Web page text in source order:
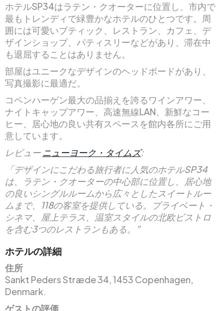
ホテルSP34はラテン・クオーターに位置し、市内で
最もトレンディで緑豊かなホテルのひとつです。周
囲には可愛いブティック、レストラン、カフェ、デ
ザインショップ、パティスリーなどがあり、滞在中
も退屈することはありません。
部屋はユニークなデザインのヘッドボードがあり、
写真撮影に最適だ。
コペンハーゲン最大の品揃えを誇るワインアワー、
ナイトキャップアワー、高速無線LAN、新鮮なコー
ヒー、居心地の良い共有スペースを館内各所にご用
意しています。
レビュー ニューヨーク・タイムズ:
「デザインにこだわる旅行者に人気のホテルSP34
は、ラテン・クオーターの中心部に位置し、居心地
の良いシングルルームから広々としたスイートルー
ムまで、118の客室を提供している。プライベート・
シネマ、屋上テラス、温室スタイルの北欧ビストロ
を含む3つのレストランもある。”
ホテルの詳細
住所
Sankt Peders Stræde 34, 1453 Copenhagen,
Denmark.
ゲストの評価